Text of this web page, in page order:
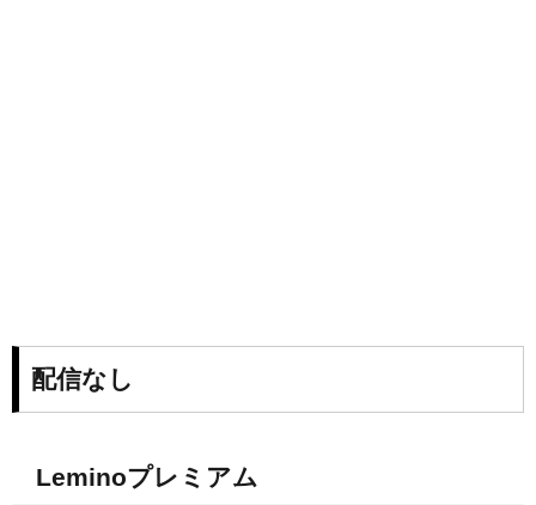
配信なし
Leminoプレミアム